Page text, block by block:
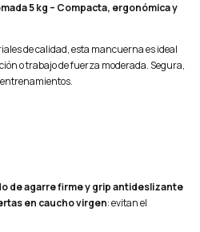
5 kg – Compacta, ergonómica y
de calidad, esta mancuerna es ideal
o trabajo de fuerza moderada. Segura,
de agarre firme y grip antideslizante
en caucho virgen: evitan el